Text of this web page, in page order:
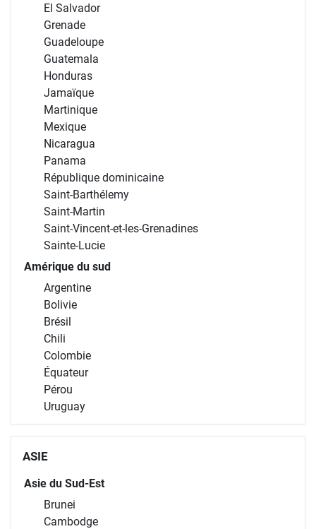
El Salvador
Grenade
Guadeloupe
Guatemala
Honduras
Jamaïque
Martinique
Mexique
Nicaragua
Panama
République dominicaine
Saint-Barthélemy
Saint-Martin
Saint-Vincent-et-les-Grenadines
Sainte-Lucie
Amérique du sud
Argentine
Bolivie
Brésil
Chili
Colombie
Équateur
Pérou
Uruguay
ASIE
Asie du Sud-Est
Brunei
Cambodge